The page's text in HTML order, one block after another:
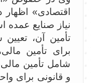
اقتصادی»
نیاز صنایع عمده
تأمین آن،
برای تأمین
شامل تأمین
و قانونی برای